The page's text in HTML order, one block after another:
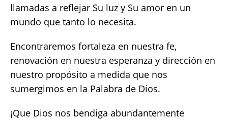
llamadas a reflejar Su luz y Su amor en un
mundo que tanto lo necesita.
Encontraremos fortaleza en nuestra fe,
renovación en nuestra esperanza y dirección en
nuestro propósito a medida que nos
sumergimos en la Palabra de Dios.
¡Que Dios nos bendiga abundantemente